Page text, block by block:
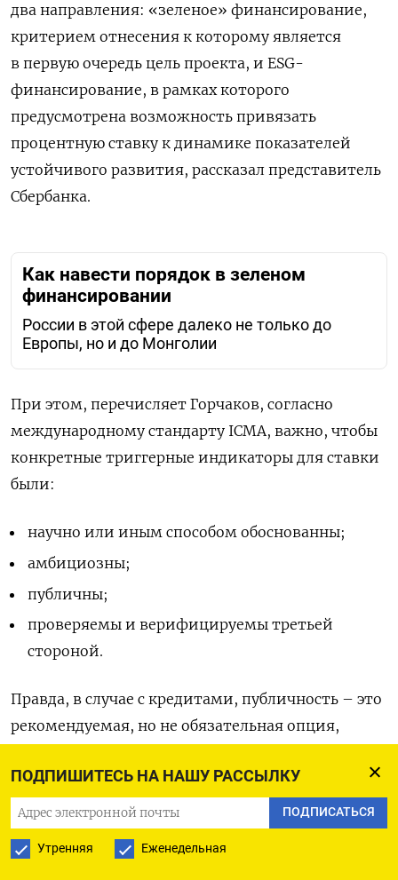
два направления: «зеленое» финансирование,
критерием отнесения к которому является
в первую очередь цель проекта, и ESG-
финансирование, в рамках которого
предусмотрена возможность привязать
процентную ставку к динамике показателей
устойчивого развития, рассказал представитель
Сбербанка.
Как навести порядок в зеленом
финансировании
России в этой сфере далеко не только до
Европы, но и до Монголии
При этом, перечисляет Горчаков, согласно
международному стандарту ICMA, важно, чтобы
конкретные триггерные индикаторы для ставки
были:
научно или иным способом обоснованны;
амбициозны;
публичны;
проверяемы и верифицируемы третьей
стороной.
Правда, в случае с кредитами, публичность – это
рекомендуемая, но не обязательная опция,
менее прозрачен по сравнению соблигациями
,
потому что целевое использование средств и
раскрытие обсуждается виндивидуальном
порядке
между кредитором
ПОДПИШИТЕСЬ НА НАШУ РАССЫЛКУ
ПОДПИСАТЬСЯ
Утренняя Еженедельная